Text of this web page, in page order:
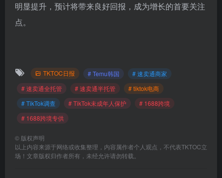
明显提升，预计将带来良好回报，成为增长的首要关注
点。
TKTOC日报 # Temu韩国
# 速卖通商家
# 速卖通全托管
# 速卖通半托管
# tiktok电商
# TikTok调查
# TikTok未成年人保护
# 1688跨境
# 1688跨境专供
© 版权声明
以上内容来源于网络或收集整理，内容属作者个人观点，不代表TKTOC立
场！文章版权归作者所有，未经允许请勿转载。